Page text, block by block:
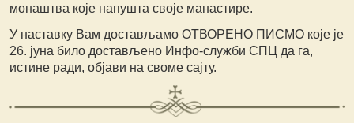
монаштва које напушта своје манастире.
У наставку Вам достављамо ОТВОРЕНО ПИСМО које је
26. јуна било достављено Инфо-служби СПЦ да га,
истине ради, објави на своме сајту.